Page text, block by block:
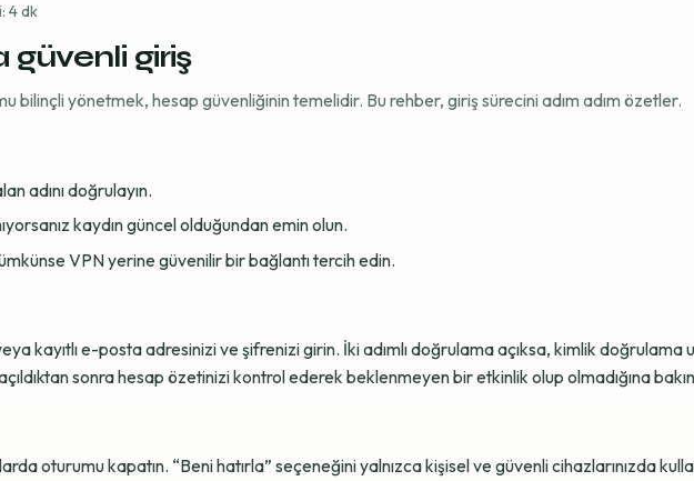
4 dk
güvenli giriş
bilinçli yönetmek, hesap güvenliğinin temelidir. Bu rehber, giriş sürecini adım adım özetler.
adını doğrulayın.
kaydın güncel olduğundan emin olun.
VPN yerine güvenilir bir bağlantı tercih edin.
kayıtlı e-posta adresinizi ve şifrenizi girin. İki adımlı doğrulama açıksa, kimlik
sonra hesap özetinizi kontrol ederek beklenmeyen bir etkinlik olup olmadığına
oturumu kapatın. “Beni hatırla” seçeneğini yalnızca kişisel ve güvenli cihazlarınızda